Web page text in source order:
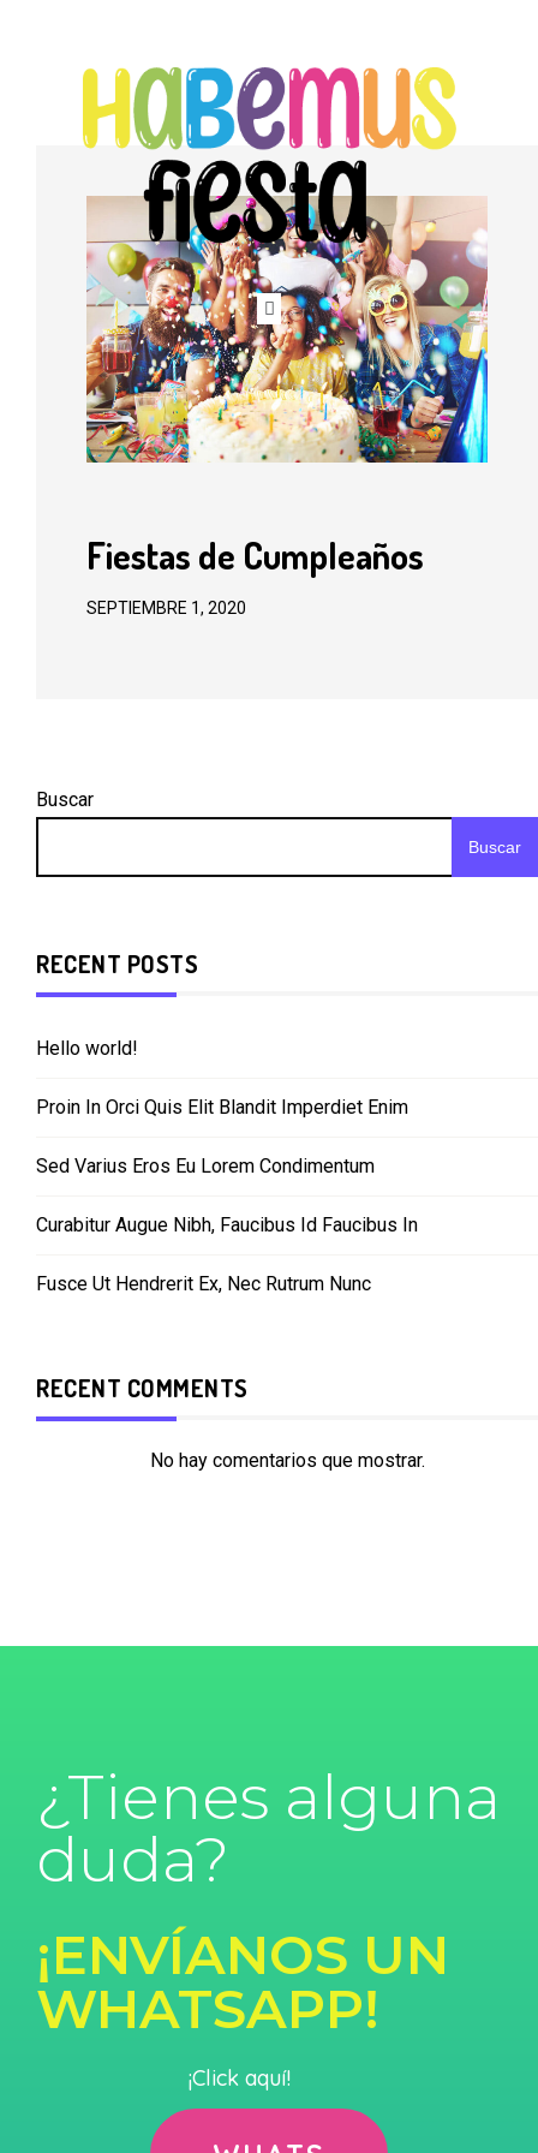
Fiestas de Cumpleaños
SEPTIEMBRE 1, 2020
Buscar
Buscar
RECENT POSTS
Hello world!
Proin In Orci Quis Elit Blandit Imperdiet Enim
Sed Varius Eros Eu Lorem Condimentum
Curabitur Augue Nibh, Faucibus Id Faucibus In
Fusce Ut Hendrerit Ex, Nec Rutrum Nunc
RECENT COMMENTS
No hay comentarios que mostrar.
¿Tienes alguna
duda?
¡ENVÍANOS UN
WHATSAPP!
¡Click aquí!